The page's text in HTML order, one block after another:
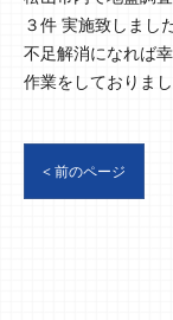
３件 実施致しまし
不足解消になれば
作業をしておりま
< 前のページ